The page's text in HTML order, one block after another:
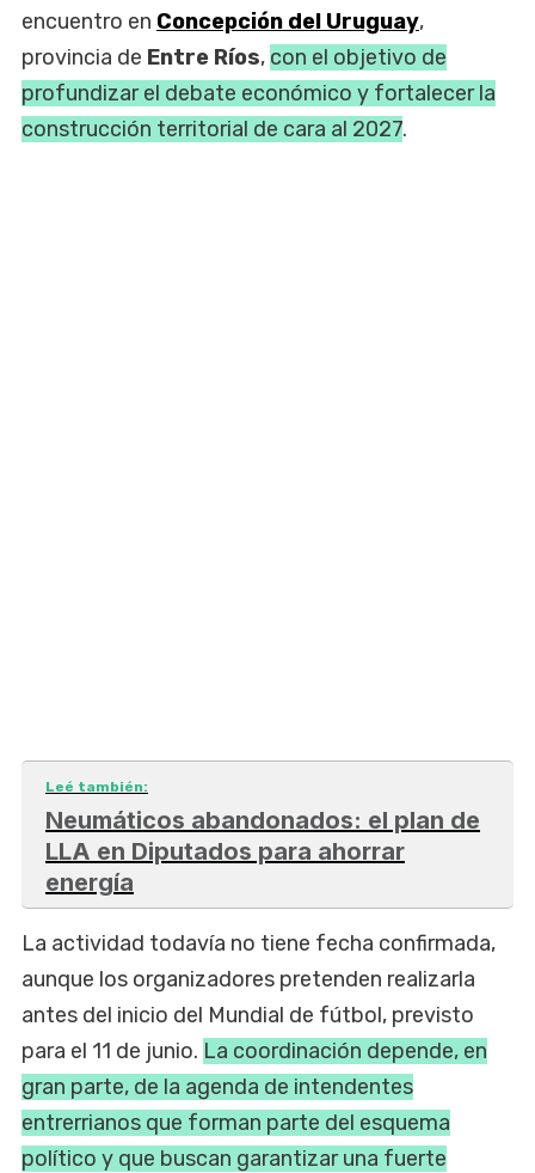
encuentro en Concepción del Uruguay,
provincia de Entre Ríos, con el objetivo de
profundizar el debate económico y fortalecer la
construcción territorial de cara al 2027.
Leé también:
Neumáticos abandonados: el plan de
LLA en Diputados para ahorrar
energía
La actividad todavía no tiene fecha confirmada,
aunque los organizadores pretenden realizarla
antes del inicio del Mundial de fútbol, previsto
para el 11 de junio. La coordinación depende, en
gran parte, de la agenda de intendentes
entrerrianos que forman parte del esquema
político y que buscan garantizar una fuerte